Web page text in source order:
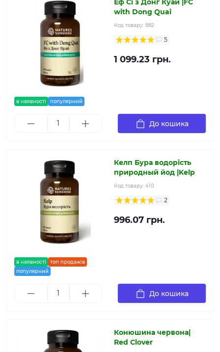
в наявності популярний
Еф Сі з Донг Куай |FC
with Dong Quai
Код товару: 882
5
1 099.23 грн.
До кошика
в наявності
топ продажів
популярний
Келп Бура водорість
природный йод |Kelp
Код товару: 410
2
996.07 грн.
До кошика
Конюшина червона|
Red Clover